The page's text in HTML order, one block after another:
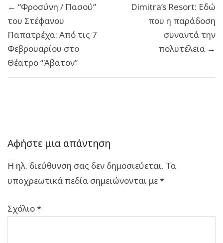
άρθρων
← “Φροσύνη / Πασού”
του Στέφανου
Παπατρέχα: Από τις 7
Φεβρουαρίου στο
Θέατρο “Άβατον”
Dimitra’s Resort: Εδώ
που η παράδοση
συναντά την
πολυτέλεια →
Αφήστε μια απάντηση
Η ηλ. διεύθυνση σας δεν δημοσιεύεται. Τα
υποχρεωτικά πεδία σημειώνονται με*
Σχόλιο*